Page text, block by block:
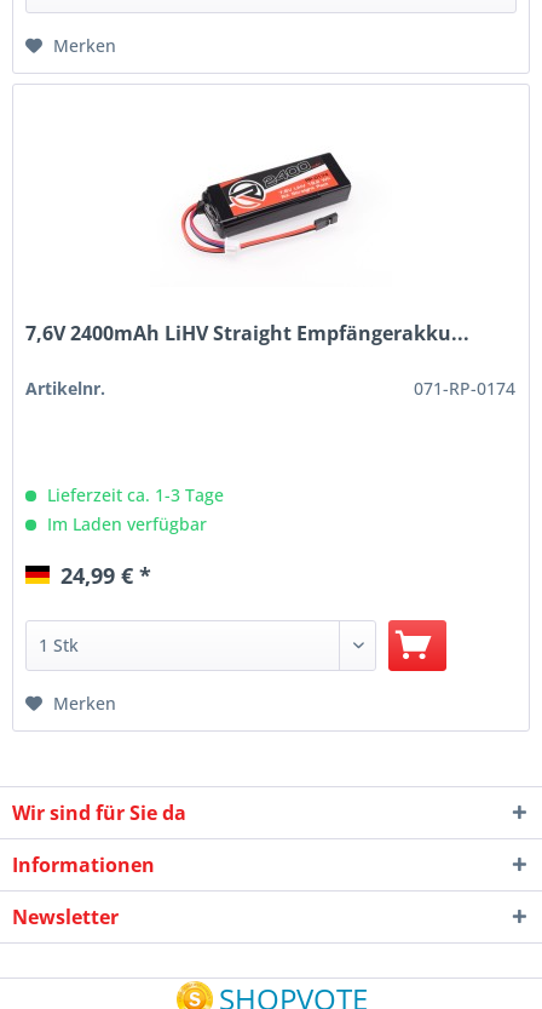
Merken
7,6V 2400mAh LiHV Straight Empfängerakku...
Artikelnr. 071-RP-0174
Lieferzeit ca. 1-3 Tage
Im Laden verfügbar
24,99 € *
Merken
Wir sind für Sie da
Informationen
Newsletter